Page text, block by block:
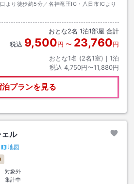
より徒歩約5分／名神竜王IC・八日市ICより
おとな2名 1泊1部屋 合計
税込 9,500円 〜 23,760円
おとな1名 (2名1室)｜ 1泊
税込 4,750円〜11,880円
泊プランを見る
ル
地図
対象外
集計中